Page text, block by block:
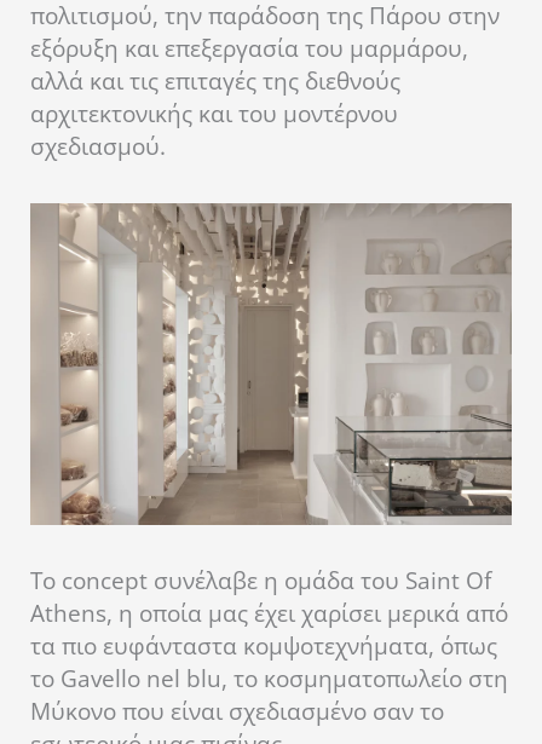
πολιτισμού, την παράδοση της Πάρου στην
εξόρυξη και επεξεργασία του μαρμάρου,
αλλά και τις επιταγές της διεθνούς
αρχιτεκτονικής και του μοντέρνου
σχεδιασμού.
Το concept συνέλαβε η ομάδα του Saint Of
Athens, η οποία μας έχει χαρίσει μερικά από
τα πιο ευφάνταστα κομψοτεχνήματα, όπως
το Gavello nel blu, το κοσμηματοπωλείο στη
Μύκονο που είναι σχεδιασμένο σαν το